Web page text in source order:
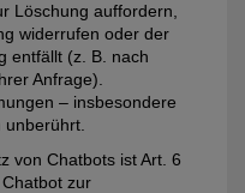
Löschung auffordern,
widerrufen oder der
entfällt (z. B. nach
Anfrage).
– insbesondere
von Chatbots ist Art. 6
zur